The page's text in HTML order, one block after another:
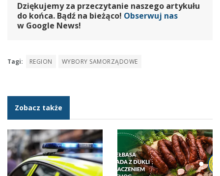
Dziękujemy za przeczytanie naszego artykułu
do końca. Bądź na bieżąco! Obserwuj nas
w Google News!
Tagi: REGION WYBORY SAMORZĄDOWE
Zobacz także